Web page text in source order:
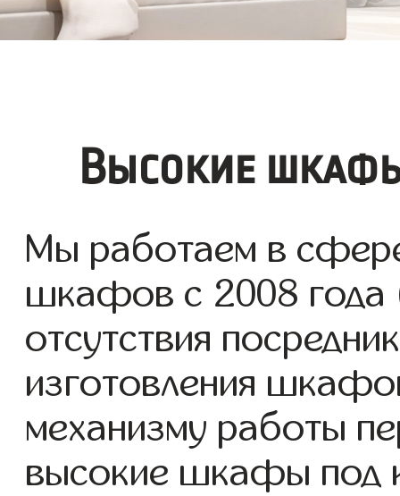
Высокие
Мы работаем в
шкафов с 2008 года
отсутствия
изготовления
механизму работы
высокие шкафы под